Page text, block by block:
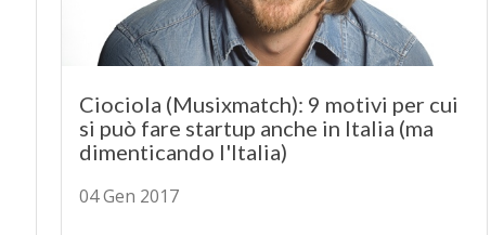
Ciociola (Musixmatch): 9 motivi per cui
si può fare startup anche in Italia (ma
dimenticando l'Italia)
04 Gen 2017